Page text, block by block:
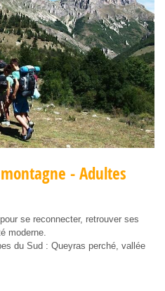
- Adultes
se reconnecter, retrouver ses
moderne.
du Sud : Queyras perché, vallée